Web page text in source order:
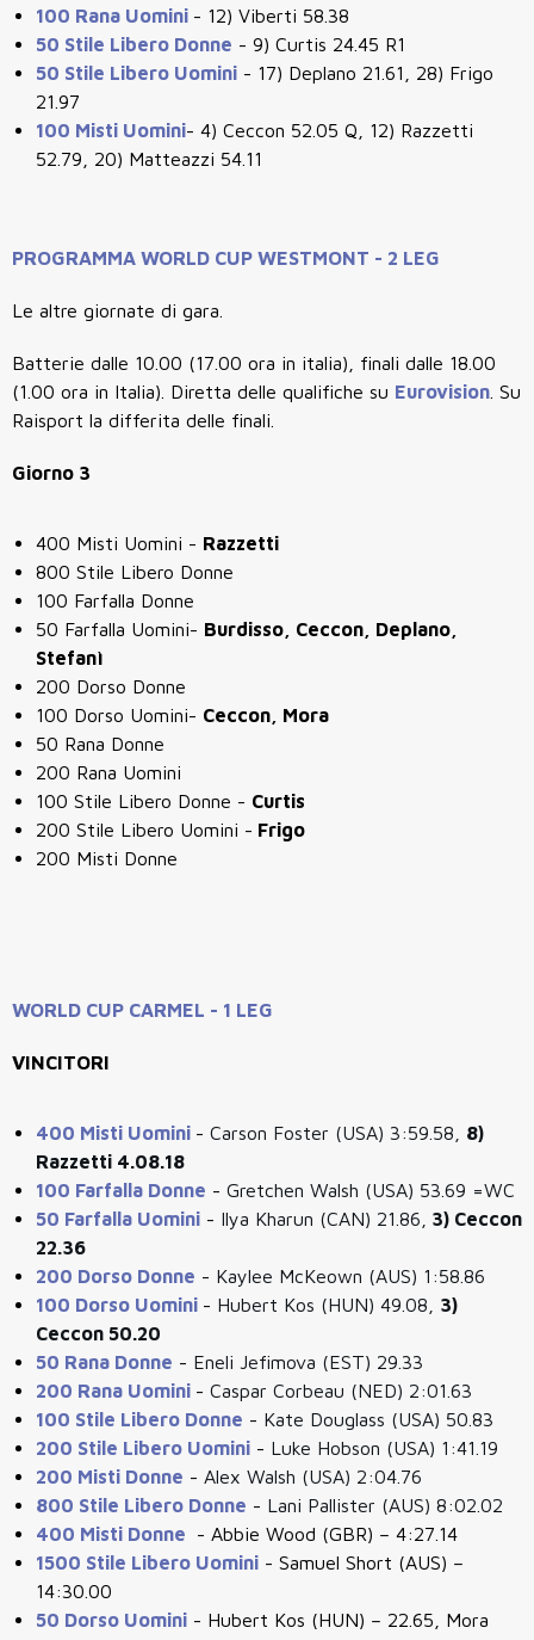
100 Rana Uomini - 12) Viberti 58.38
50 Stile Libero Donne - 9) Curtis 24.45 R1
50 Stile Libero Uomini - 17) Deplano 21.61, 28) Frigo
21.97
100 Misti Uomini- 4) Ceccon 52.05 Q, 12) Razzetti
52.79, 20) Matteazzi 54.11
PROGRAMMA WORLD CUP WESTMONT - 2 LEG
Le altre giornate di gara.
Batterie dalle 10.00 (17.00 ora in italia), finali dalle 18.00
(1.00 ora in Italia). Diretta delle qualifiche su Eurovision . Su
Raisport la differita delle finali.
Giorno 3
400 Misti Uomini - Razzetti
800 Stile Libero Donne
100 Farfalla Donne
50 Farfalla Uomini- Burdisso, Ceccon, Deplano,
Stefanì
200 Dorso Donne
100 Dorso Uomini- Ceccon, Mora
50 Rana Donne
200 Rana Uomini
100 Stile Libero Donne - Curtis
200 Stile Libero Uomini - Frigo
200 Misti Donne
WORLD CUP CARMEL - 1 LEG
VINCITORI
400 Misti Uomini - Carson Foster (USA) 3:59.58, 8)
Razzetti 4.08.18
100 Farfalla Donne - Gretchen Walsh (USA) 53.69 =WC
50 Farfalla Uomini - Ilya Kharun (CAN) 21.86,
3) Ceccon
22.36
200 Dorso Donne - Kaylee McKeown (AUS) 1:58.86
100 Dorso Uomini - Hubert Kos (HUN) 49.08, 3)
Ceccon 50.20
50 Rana Donne - Eneli Jefimova (EST) 29.33
200 Rana Uomini - Caspar Corbeau (NED) 2:01.63
100 Stile Libero Donne - Kate Douglass (USA) 50.83
200 Stile Libero Uomini - Luke Hobson (USA) 1:41.19
200 Misti Donne - Alex Walsh (USA) 2:04.76
800 Stile Libero Donne - Lani Pallister (AUS) 8:02.02
400 Misti Donne
- Abbie Wood (GBR) – 4:27.14
1500 Stile Libero Uomini - Samuel Short (AUS) –
14:30.00
50 Dorso Uomini - Hubert Kos (HUN) – 22.65, Mora